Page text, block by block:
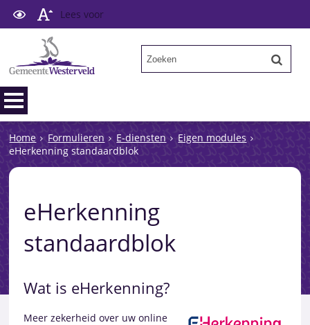
Lees voor
Home Formulieren E-diensten
Eigen modules
eHerkenning standaardblok
eHerkenning
standaardblok
Wat is eHerkenning?
Meer zekerheid over uw online